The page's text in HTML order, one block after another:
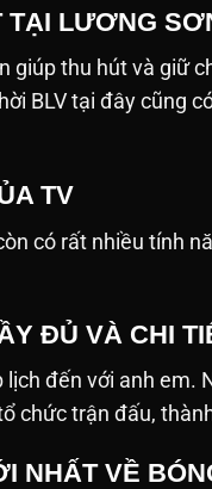
LƯƠNG
giúp thu hút và giữ
BLV tại đây cũng
TV
có rất nhiều tính
ĐỦ VÀ CHI
đến với anh
chức trận đấu,
NHẤT VỀ